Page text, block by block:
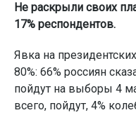
Не раскрыли своих
17% респондентов.
Явка на
80%: 66% россиян
пойдут на выборы 4
всего, пойдут, 4%